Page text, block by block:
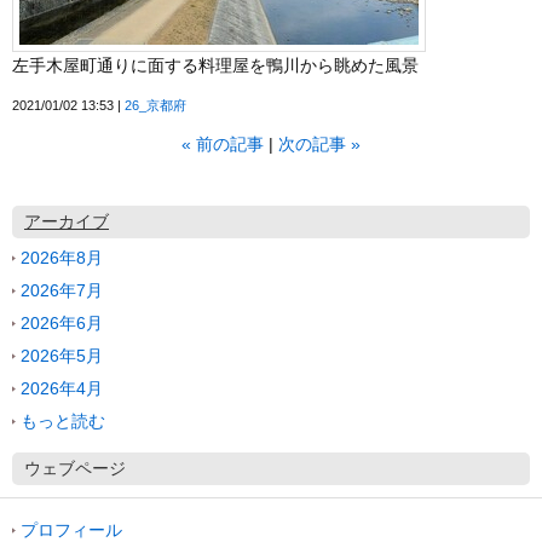
左手木屋町通りに面する料理屋を鴨川から眺めた風景
2021/01/02 13:53 26_京都府
« 前の記事 次の記事 »
アーカイブ
2026年8月
2026年7月
2026年6月
2026年5月
2026年4月
もっと読む
ウェブページ
プロフィール